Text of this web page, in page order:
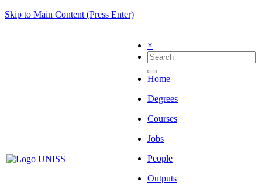
Skip to Main Content (Press Enter)
×
Home
Degrees
Courses
Jobs
People
Outputs